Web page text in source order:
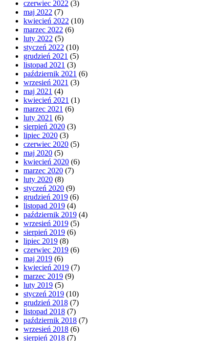
czerwiec 2022 (3)
maj 2022 (7)
kwiecień 2022 (10)
marzec 2022 (6)
luty 2022 (5)
styczeń 2022 (10)
grudzień 2021 (5)
listopad 2021 (3)
październik 2021 (6)
wrzesień 2021 (3)
maj 2021 (4)
kwiecień 2021 (1)
marzec 2021 (6)
luty 2021 (6)
sierpień 2020 (3)
lipiec 2020 (3)
czerwiec 2020 (5)
maj 2020 (5)
kwiecień 2020 (6)
marzec 2020 (7)
luty 2020 (8)
styczeń 2020 (9)
grudzień 2019 (6)
listopad 2019 (4)
październik 2019 (4)
wrzesień 2019 (5)
sierpień 2019 (6)
lipiec 2019 (8)
czerwiec 2019 (6)
maj 2019 (6)
kwiecień 2019 (7)
marzec 2019 (9)
luty 2019 (5)
styczeń 2019 (10)
grudzień 2018 (7)
listopad 2018 (7)
październik 2018 (7)
wrzesień 2018 (6)
sierpień 2018 (7)